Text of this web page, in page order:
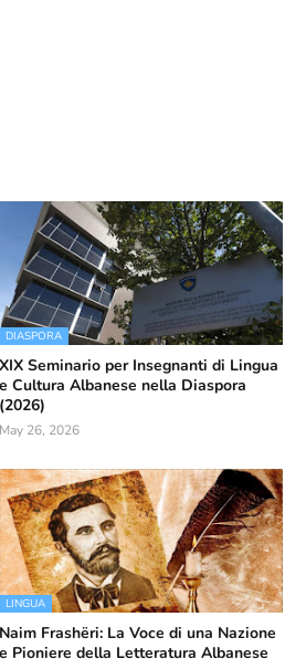
DIASPORA
XIX Seminario per Insegnanti di Lingua
e Cultura Albanese nella Diaspora
(2026)
May 26, 2026
LINGUA
Naim Frashëri: La Voce di una Nazione
e Pioniere della Letteratura Albanese